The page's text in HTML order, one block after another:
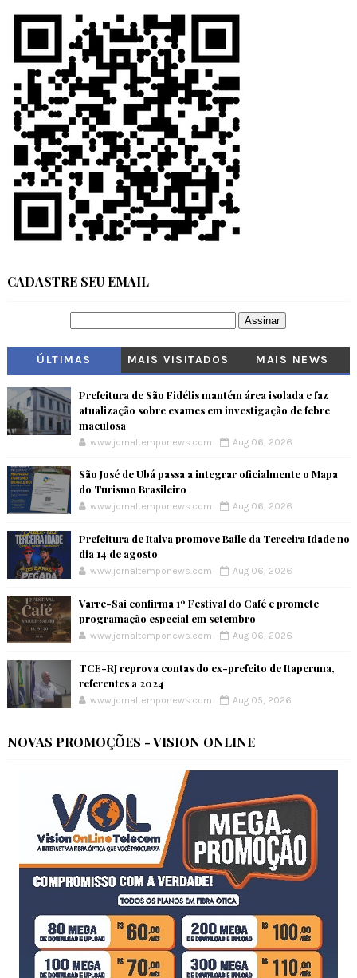
CADASTRE SEU EMAIL
ÚLTIMAS MAIS VISITADOS MAIS NEWS
Prefeitura de São Fidélis mantém área isolada e faz
atualização sobre exames em investigação de febre
maculosa
www.jornaltemponews.com Aug 06, 2026
São José de Ubá passa a integrar oficialmente o Mapa
do Turismo Brasileiro
www.jornaltemponews.com Aug 06, 2026
Prefeitura de Italva promove Baile da Terceira Idade no
dia 14 de agosto
www.jornaltemponews.com Aug 06, 2026
Varre-Sai confirma 1º Festival do Café e promete
programação especial em setembro
www.jornaltemponews.com Aug 06, 2026
TCE-RJ reprova contas do ex-prefeito de Itaperuna,
referentes a 2024
www.jornaltemponews.com Aug 05, 2026
NOVAS PROMOÇÕES - VISION ONLINE